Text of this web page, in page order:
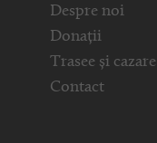
Despre noi
Donații
Trasee și cazare
Contact